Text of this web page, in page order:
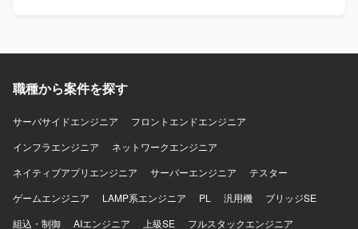
で集中的に生成AI関連の開発・検証経験を積むことがで
【開発環境】 生成AIおよびAI Agentを活用したシステム開
発環境上での業務を行っていただきます。具体的なツール
やプラットフォームはプロジェクト内の標準に従っていた
だきます。
職種から案件を探す
サーバサイドエンジニア
フロントエンドエンジニア
インフラエンジニア
ネットワークエンジニア
ネイティブアプリエンジニア
サーバーエンジニア
テスター
ゲームエンジニア
LAMP系エンジニア PL 汎用機
ブリッジSE
組込・制御
AIエンジニア 上級SE
フルスタックエンジニア